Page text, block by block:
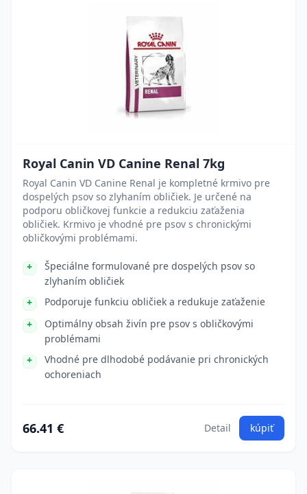
Royal Canin VD Canine Renal 7kg
Royal Canin VD Canine Renal je kompletné krmivo pre
dospelých psov so zlyhaním obličiek. Je určené na
podporu obličkovej funkcie a redukciu zaťaženia
obličiek. Krmivo je vhodné pre psov s chronickými
obličkovými problémami.
Špeciálne formulované pre dospelých psov so
zlyhaním obličiek
Podporuje funkciu obličiek a redukuje zaťaženie
Optimálny obsah živín pre psov s obličkovými
problémami
Vhodné pre dlhodobé podávanie pri chronických
ochoreniach
66.41 € Detail kúpiť